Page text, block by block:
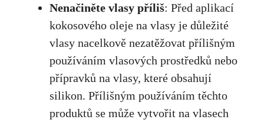
Nenačiněte vlasy příliš: Před aplikací
kokosového oleje na vlasy je důležité
vlasy nacelkově nezatěžovat přílišným
používáním vlasových prostředků nebo
přípravků na vlasy, které obsahují
silikon. Přílišným používáním těchto
produktů se může vytvořit na vlasech